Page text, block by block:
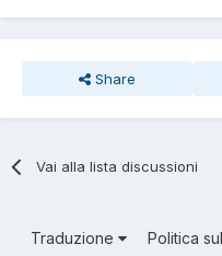
Share
Vai alla lista discussioni
Traduzione Politica